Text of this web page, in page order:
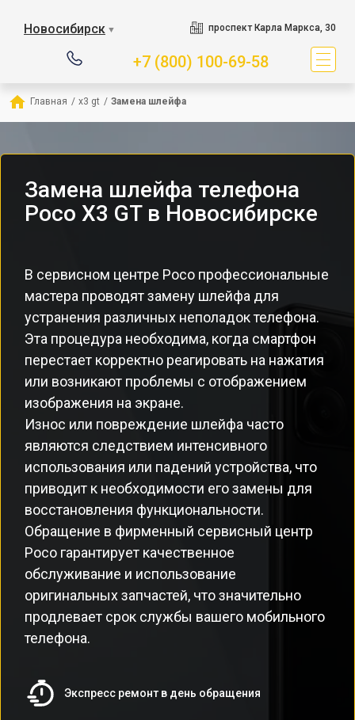
Новосибирск ▼ проспект Карла Маркса, 30
+7 (800) 100-69-58
Главная / x3 gt / Замена шлейфа
Замена шлейфа телефона
Poco X3 GT в Новосибирске
В сервисном центре Poco профессиональные
мастера проводят замену шлейфа для
устранения различных неполадок телефона.
Эта процедура необходима, когда смартфон
перестает корректно реагировать на нажатия
или возникают проблемы с отображением
изображения на экране.
Износ или повреждение шлейфа часто
являются следствием интенсивного
использования или падений устройства, что
приводит к необходимости его замены для
восстановления функциональности.
Обращение в фирменный сервисный центр
Poco гарантирует качественное
обслуживание и использование
оригинальных запчастей, что значительно
продлевает срок службы вашего мобильного
телефона.
Экспресс ремонт в день обращения